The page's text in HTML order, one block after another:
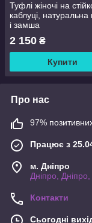
Туфлі жіночі на
каблуці, натуральна
і замша
2 150 ₴
Купити
Про нас
97%
Працює з
м. Дніпро
Дніпро, Дніпро,
Контакти
Сьогодні